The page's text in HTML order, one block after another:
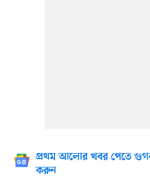
প্রথম আলোর খবর পেতে
করুন